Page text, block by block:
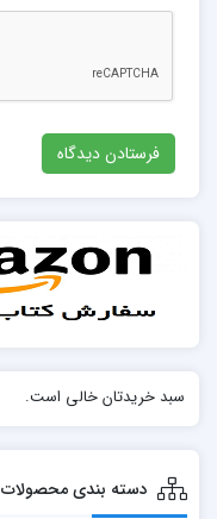
سبد خریدتان خالی است.
دسته بندی محصولات